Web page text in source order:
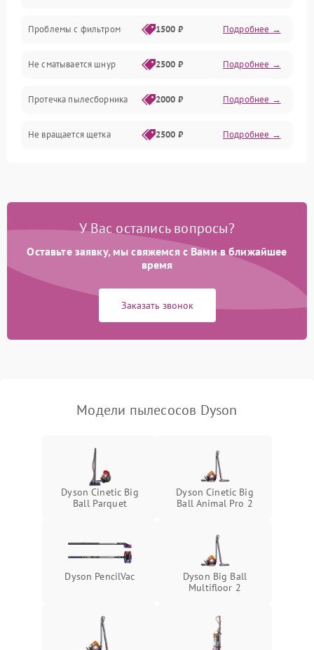
Проблемы с фильтром 1500 ₽ Подробнее →
Не сматывается шнур 2500 ₽ Подробнее →
Протечка пылесборника 2000 ₽ Подробнее →
Не вращается щетка 2500 ₽ Подробнее →
Поломка контейнера для
Плохая уборка шерсти
2400 ₽ Подробнее →
У Вас остались вопросы?
Оставьте заявку, мы свяжемся с Вами в ближайшее
время
Заказать звонок
Модели пылесосов Dyson
Dyson Cinetic Big
Ball Parquet
Dyson Cinetic Big
Ball Animal Pro 2
Dyson PencilVac
Dyson Big Ball
Multifloor 2